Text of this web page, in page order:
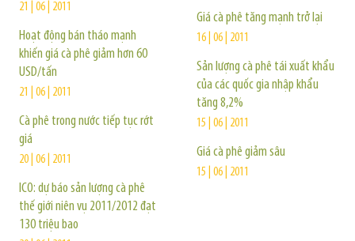
21 | 06 | 2011
Hoạt động bán tháo mạnh
khiến giá cà phê giảm hơn 60
USD/tấn
21 | 06 | 2011
Cà phê trong nước tiếp tục rớt
giá
20 | 06 | 2011
ICO: dự báo sản lượng cà phê
thế giới niên vụ 2011/2012 đạt
130 triệu bao
Giá cà phê tăng mạnh trở lại
16 | 06 | 2011
Sản lượng cà phê tái xuất khẩu
của các quốc gia nhập khẩu
tăng 8,2%
15 | 06 | 2011
Giá cà phê giảm sâu
15 | 06 | 2011